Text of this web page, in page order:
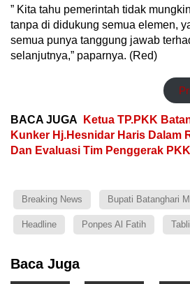
” Kita tahu pemerintah tidak
tanpa di didukung semua elemen,
semua punya tanggung jawab
selanjutnya,” paparnya. (Red)
BACA JUGA
Ketua TP.PKK
Kunker Hj.Hesnidar Haris Dalam
Dan Evaluasi Tim Penggerak PKK
Breaking News Bupati Batanghari
Headline Ponpes Al Fatih
Baca Juga